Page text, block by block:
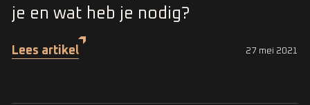
je en wat heb je nodig?
Lees artikel 27 mei 2021